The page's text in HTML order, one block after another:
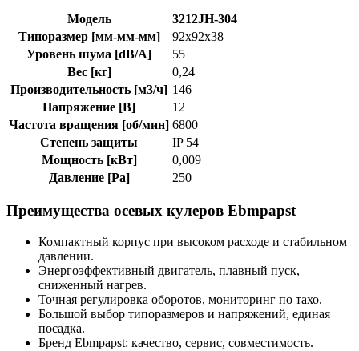
Модель
3212JH-304
Типоразмер [мм-мм-мм]
92x92x38
Уровень шума [dB/A]
55
Вес [кг]
0,24
Производительность [м3/ч] 146
Напряжение [В]
12
Частота вращения [об/мин] 6800
Степень защиты
IP 54
Мощность [кВт]
0,009
Давление [Pa]
250
Преимущества осевых кулеров Ebmpapst
Компактный корпус при высоком расходе и стабильном
давлении.
Энергоэффективный двигатель, плавный пуск,
сниженный нагрев.
Точная регулировка оборотов, мониторинг по тахо.
Большой выбор типоразмеров и напряжений, единая
посадка.
Бренд Ebmpapst: качество, сервис, совместимость.